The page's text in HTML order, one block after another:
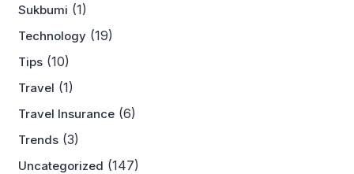
Sukbumi (1)
Technology (19)
Tips (10)
Travel (1)
Travel Insurance (6)
Trends (3)
Uncategorized (147)